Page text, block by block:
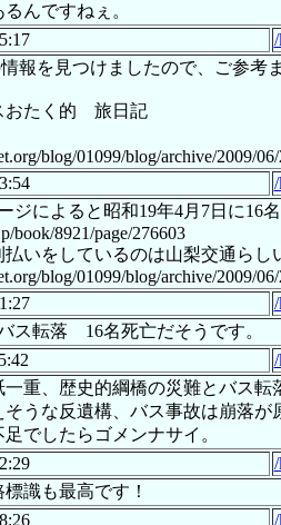
んですねぇ。
報を見つけましたので、ご参考
たく的 旅日記
blog/01099/blog/archive/2009/
ジによると昭和19年4月7日に16
book/8921/page/276603
いをしているのは山梨交通らし
blog/01099/blog/archive/2009/
ス転落 16名死亡だそうです。
重、歴史的綱橋の災難とバス
そうな反遺構、バス事故は崩落
でしたらゴメンナサイ。
識も最高です！